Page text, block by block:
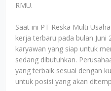
RMU.
Saat ini PT Reska Multi
kerja terbaru pada bulan Juni
karyawan yang siap untuk
sedang dibutuhkan.
yang terbaik sesuai dengan
untuk posisi yang akan